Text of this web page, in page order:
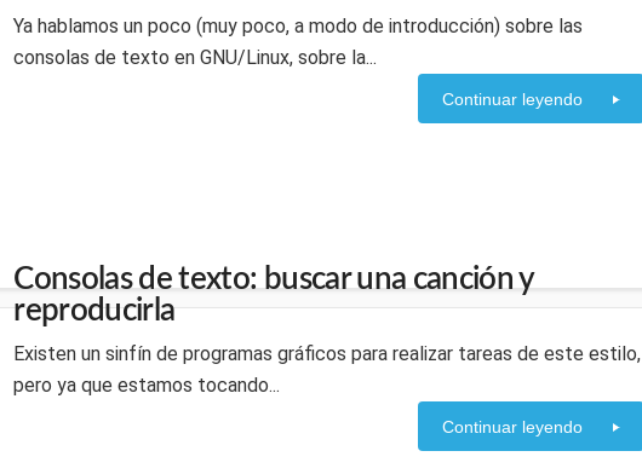
Ya hablamos un poco (muy poco, a modo de introducción) sobre las
consolas de texto en GNU/Linux, sobre la...
Continuar leyendo
Consolas de texto: buscar una canción y
reproducirla
Existen un sinfín de programas gráficos para realizar tareas de este estilo,
pero ya que estamos tocando...
Continuar leyendo